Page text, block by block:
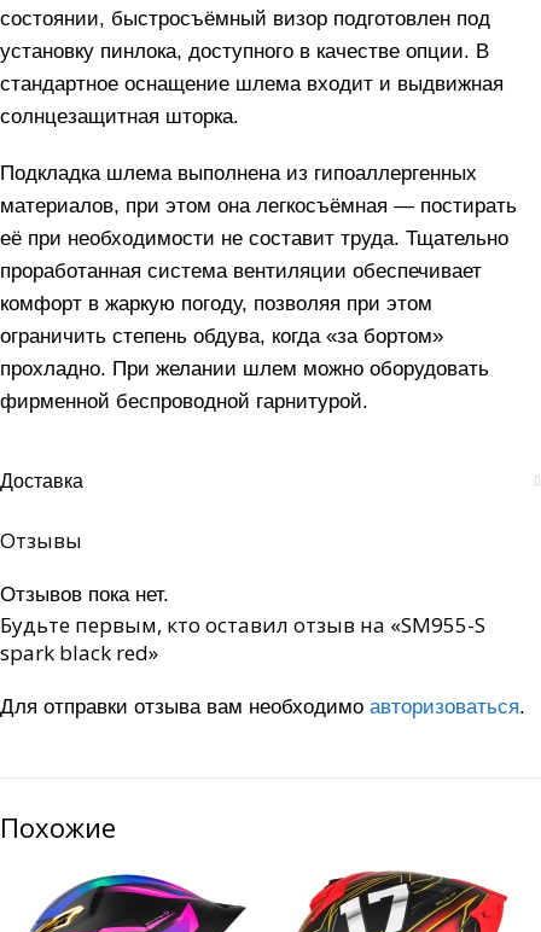
состоянии, быстросъёмный визор подготовлен под
установку пинлока, доступного в качестве опции. В
стандартное оснащение шлема входит и выдвижная
солнцезащитная шторка.
Подкладка шлема выполнена из гипоаллергенных
материалов, при этом она легкосъёмная — постирать
её при необходимости не составит труда. Тщательно
проработанная система вентиляции обеспечивает
комфорт в жаркую погоду, позволяя при этом
ограничить степень обдува, когда «за бортом»
прохладно. При желании шлем можно оборудовать
фирменной беспроводной гарнитурой.
Доставка
Отзывы
Отзывов пока нет.
Будьте первым, кто оставил отзыв на «SM955-S
spark black red»
Для отправки отзыва вам необходимо авторизоваться.
Похожие